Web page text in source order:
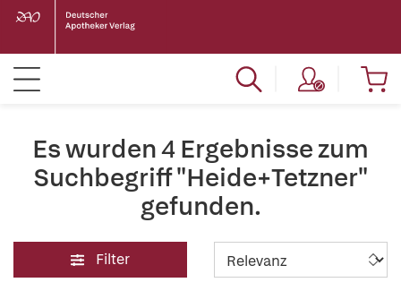
Es wurden 4 Ergebnisse zum
Suchbegriff "Heide+Tetzner"
gefunden.
Filter